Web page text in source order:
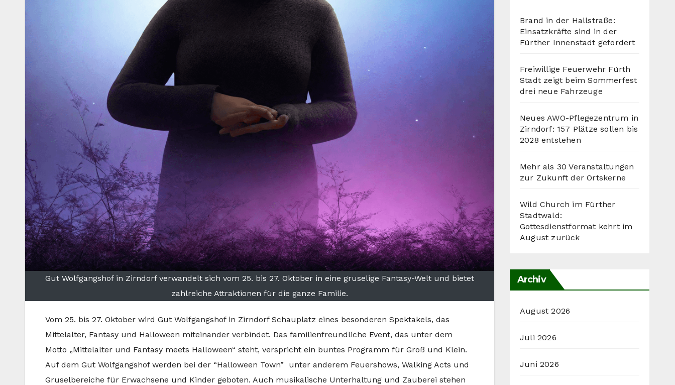
Gut Wolfgangshof in Zirndorf verwandelt sich vom 25. bis 27. Oktober in eine gruselige Fantasy-Welt und bietet
zahlreiche Attraktionen für die ganze Familie.
Vom 25. bis 27. Oktober wird Gut Wolfgangshof in Zirndorf Schauplatz eines besonderen Spektakels, das
Mittelalter, Fantasy und Halloween miteinander verbindet. Das familienfreundliche Event, das unter dem
Motto „Mittelalter und Fantasy meets Halloween“ steht, verspricht ein buntes Programm für Groß und Klein.
Auf dem Gut Wolfgangshof werden bei der “Halloween Town” unter anderem Feuershows, Walking Acts und
Gruselbereiche für Erwachsene und Kinder geboten. Auch musikalische Unterhaltung und Zauberei stehen
Brand in der Hallstraße:
Einsatzkräfte sind in der
Fürther Innenstadt gefordert
Freiwillige Feuerwehr Fürth
Stadt zeigt beim Sommerfest
drei neue Fahrzeuge
Neues AWO-Pflegezentrum in
Zirndorf: 157 Plätze sollen bis
2028 entstehen
Mehr als 30 Veranstaltungen
zur Zukunft der Ortskerne
Wild Church im Fürther
Stadtwald:
Gottesdienstformat kehrt im
August zurück
Archiv
August 2026
Juli 2026
Juni 2026